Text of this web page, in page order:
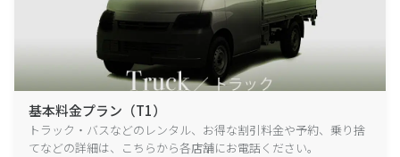
基本料金プラン（T1）
トラック・バスなどのレンタル、お得な割引料金や予約、乗り捨
てなどの詳細は、こちらから各店舗にお電話ください。